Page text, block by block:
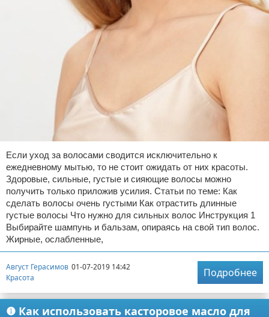
Если уход за волосами сводится исключительно к
ежедневному мытью, то не стоит ожидать от них красоты.
Здоровые, сильные, густые и сияющие волосы можно
получить только приложив усилия. Статьи по теме: Как
сделать волосы очень густыми Как отрастить длинные
густые волосы Что нужно для сильных волос Инструкция 1
Выбирайте шампунь и бальзам, опираясь на свой тип волос.
Жирные, ослабленные,
Август Герасимов 01-07-2019 14:42
Красота
Подробнее
❶ Как использовать касторовое масло для